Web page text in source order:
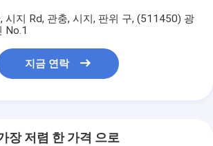
시지 Rd, 관충, 시지, 판위 구, (511450) 광
No.1
지금 연락
장 저렴 한 가격 으로